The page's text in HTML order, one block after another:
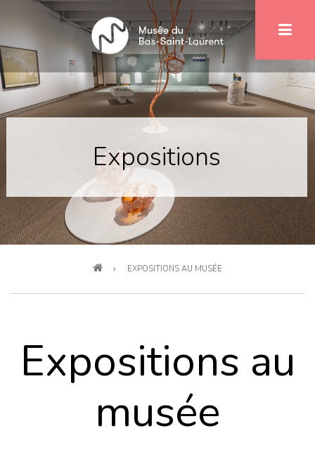
au
contenu
principal
Expositions
EXPOSITIONS AU MUSÉE
Expositions au
musée